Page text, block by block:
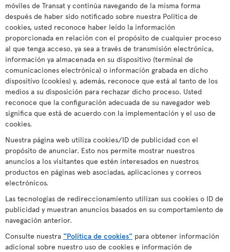
móviles de Transat y continúa navegando de la misma forma
después de haber sido notificado sobre nuestra Política de
cookies, usted reconoce haber leído la información
proporcionada en relación con el propósito de cualquier proceso
al que tenga acceso, ya sea a través de transmisión electrónica,
información ya almacenada en su dispositivo (terminal de
comunicaciones electrónica) o información grabada en dicho
dispositivo (cookies) y, además, reconoce que está al tanto de los
medios a su disposición para rechazar dicho proceso. Usted
reconoce que la configuración adecuada de su navegador web
significa que está de acuerdo con la implementación y el uso de
cookies.
Nuestra página web utiliza cookies/ID de publicidad con el
propósito de anunciar. Esto nos permite mostrar nuestros
anuncios a los visitantes que estén interesados en nuestros
productos en páginas web asociadas, aplicaciones y correos
electrónicos.
Las tecnologías de redireccionamiento utilizan sus cookies o ID de
publicidad y muestran anuncios basados en su comportamiento de
navegación anterior.
Consulte nuestra “Política de cookies” para obtener información
adicional sobre nuestro uso de cookies e información de